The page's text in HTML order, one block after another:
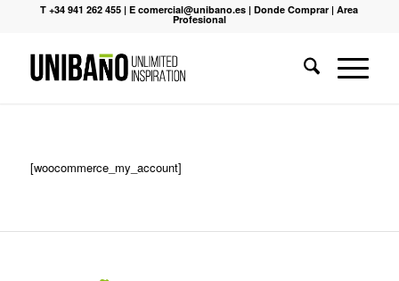
T +34 941 262 455 |E comercial@unibano.es |Donde Comprar |Area
Profesional
[woocommerce_my_account]